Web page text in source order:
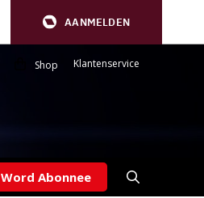
AANMELDEN
Shop Klantenservice
Word Abonnee